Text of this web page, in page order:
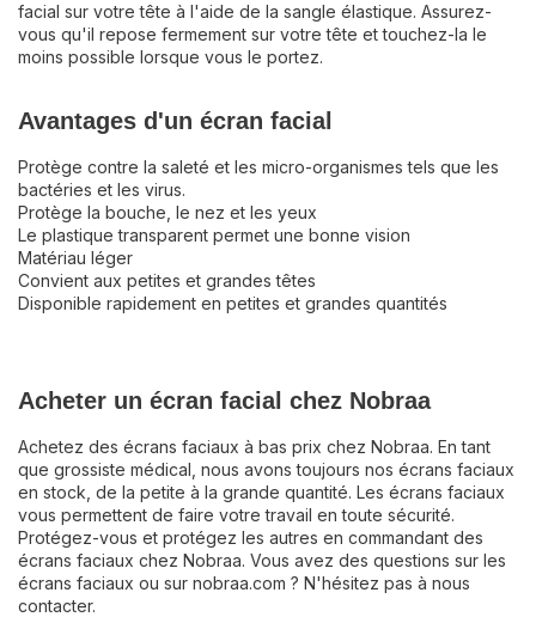
facial sur votre tête à l'aide de la sangle élastique. Assurez-
vous qu'il repose fermement sur votre tête et touchez-la le
moins possible lorsque vous le portez.
Avantages d'un écran facial
Protège contre la saleté et les micro-organismes tels que les
bactéries et les virus.
Protège la bouche, le nez et les yeux
Le plastique transparent permet une bonne vision
Matériau léger
Convient aux petites et grandes têtes
Disponible rapidement en petites et grandes quantités
Acheter un écran facial chez Nobraa
Achetez des écrans faciaux à bas prix chez Nobraa. En tant
que grossiste médical, nous avons toujours nos écrans faciaux
en stock, de la petite à la grande quantité. Les écrans faciaux
vous permettent de faire votre travail en toute sécurité.
Protégez-vous et protégez les autres en commandant des
écrans faciaux chez Nobraa. Vous avez des questions sur les
écrans faciaux ou sur nobraa.com ? N'hésitez pas à nous
contacter.